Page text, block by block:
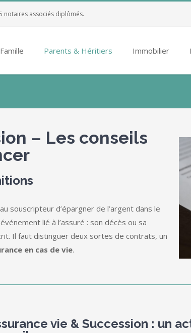
notaires associés diplômés.
Parents & Héritiers Immobilier
– Les conseils
souscripteur d’épargner de l’argent dans le
lié à l’assuré : son décès ou sa
Il faut distinguer deux sortes de contrats, un
en cas de vie.
vie & Succession : un